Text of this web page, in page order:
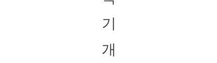
기
개